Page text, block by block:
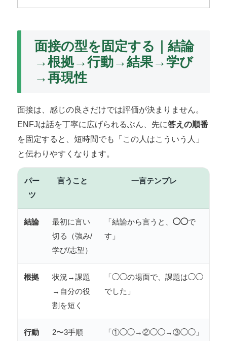
面接の型を固定する｜結論
→根拠→行動→結果→学び
→再現性
面接は、感じの良さだけでは評価が決まりません。
ENFJは話を丁寧に広げられるぶん、先に答えの順番
を固定すると、短時間でも「この人はこういう人」
と伝わりやすくなります。
パー
ツ
言うこと 一言テンプレ
結論
最初に言い
切る（強み/
学び/志望）
「結論から言うと、 ◯◯で
す」
根拠
状況→課題
→自分の役
割を短く
「◯◯の場面で、課題は◯◯
でした」
行動
2〜3手順
「①◯◯→②◯◯→③◯◯」